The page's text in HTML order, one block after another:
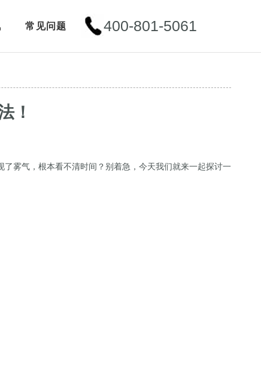
常见问题 400-801-5061
！
雾气，根本看不清时间？别着急，今天我们就来一起探讨一